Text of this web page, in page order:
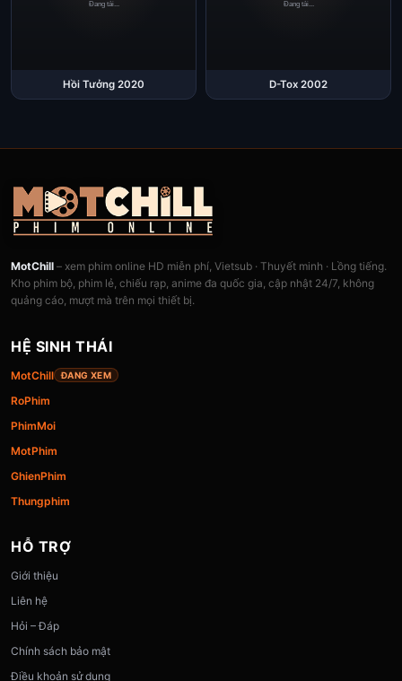
Hồi Tưởng 2020 D-Tox 2002
MotChill – xem phim online HD miễn phí, Vietsub · Thuyết minh · Lồng tiếng.
Kho phim bộ, phim lẻ, chiếu rạp, anime đa quốc gia, cập nhật 24/7, không
quảng cáo, mượt mà trên mọi thiết bị.
HỆ SINH THÁI
MotChill ĐANG XEM
RoPhim
PhimMoi
MotPhim
GhienPhim
Thungphim
HỖ TRỢ
Giới thiệu
Liên hệ
Hỏi – Đáp
Chính sách bảo mật
Điều khoản sử dụng